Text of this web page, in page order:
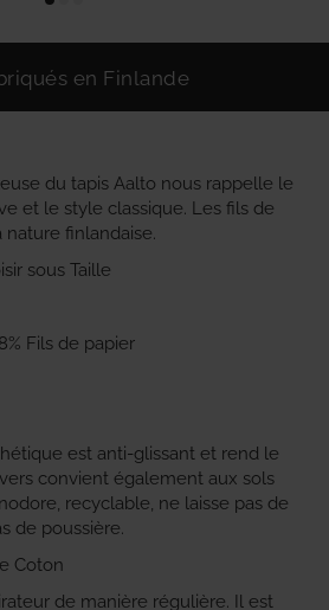
en Finlande
du tapis Aalto nous rappelle le
et le style classique. Les fils de
finlandaise.
sous Taille
Fils de papier
est anti-glissant et rend le
convient également aux sols
recyclable, ne laisse pas de
de poussière.
Coton
de manière régulière. Il est